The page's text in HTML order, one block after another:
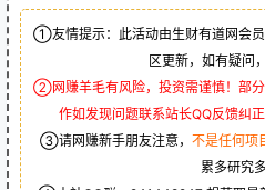
①友情提示：此活动由生财有道网会
区更新，如有疑问
②网赚羊毛有风险，投资需谨慎！部
作如发现问题联系站长QQ反馈纠
③请网赚新手朋友注意， 不是任何项
累多研究